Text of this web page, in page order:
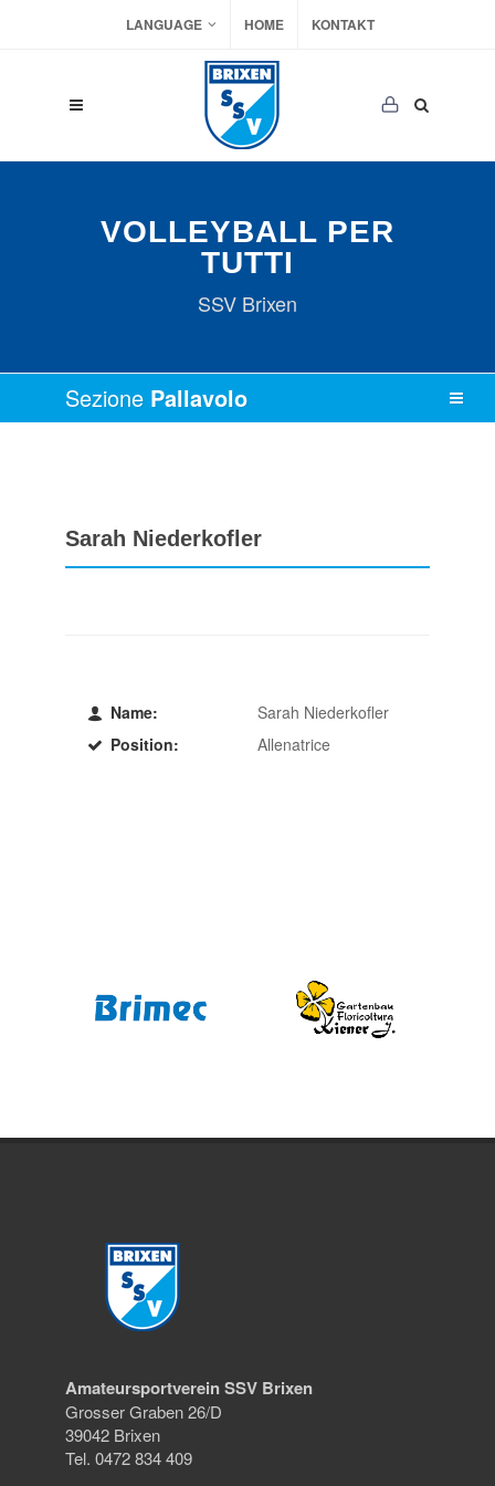
LANGUAGE HOME KONTAKT
VOLLEYBALL PER
TUTTI
SSV Brixen
Sezione Pallavolo
Sarah Niederkofler
Name:
Sarah Niederkofler
Position:
Allenatrice
Amateursportverein SSV Brixen
Grosser Graben 26/D
39042 Brixen
Tel. 0472 834 409